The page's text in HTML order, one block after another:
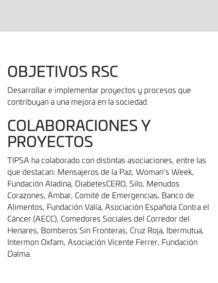
OBJETIVOS RSC
Desarrollar e implementar proyectos y procesos que
contribuyan a una mejora en la sociedad.
COLABORACIONES Y
PROYECTOS
TIPSA ha colaborado con distintas asociaciones, entre las
que destacan: Mensajeros de la Paz, Woman’s Week,
Fundación Aladina, DiabetesCERO, Silo, Menudos
Corazones, Ámbar, Comité de Emergencias, Banco de
Alimentos, Fundación Valía, Asociación Española Contra el
Cáncer (AECC), Comedores Sociales del Corredor del
Henares, Bomberos Sin Fronteras, Cruz Roja, Ibermutua,
Intermon Oxfam, Asociación Vicente Ferrer, Fundación
Dalma.